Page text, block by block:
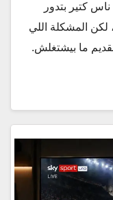
كتير بتدور
المشكلة اللي
ما بيشتغلش.